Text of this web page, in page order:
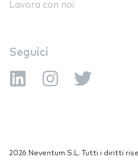
Lavora con noi
Seguici
2026 Neventum S.L. Tutti i diritti